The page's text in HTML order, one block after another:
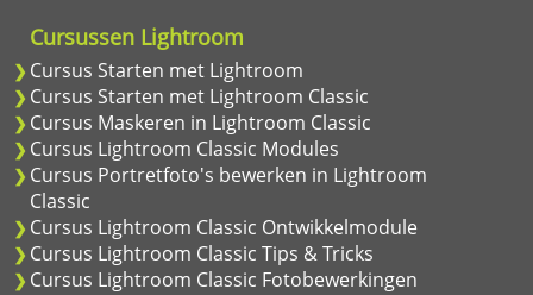
Cursussen Lightroom
Cursus Starten met Lightroom
Cursus Starten met Lightroom Classic
Cursus Maskeren in Lightroom Classic
Cursus Lightroom Classic Modules
Cursus Portretfoto's bewerken in Lightroom
Classic
Cursus Lightroom Classic Ontwikkelmodule
Cursus Lightroom Classic Tips & Tricks
Cursus Lightroom Classic Fotobewerkingen